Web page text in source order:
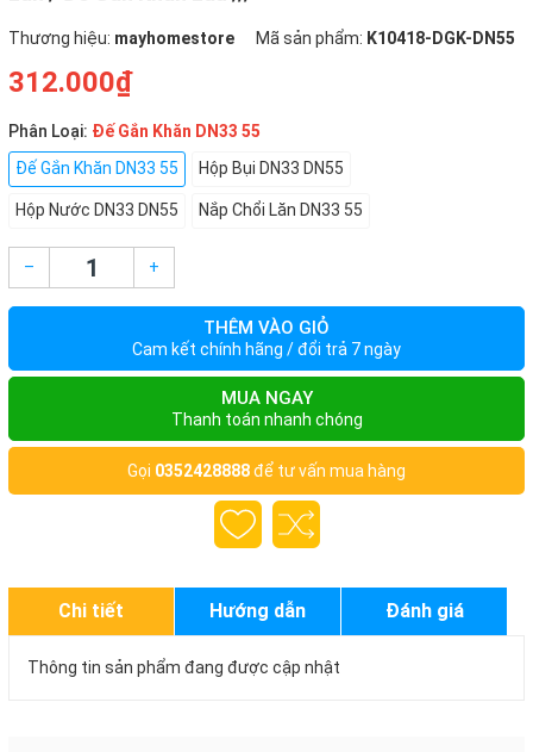
Thương hiệu: mayhomestore Mã sản phẩm: K10418-DGK-DN55
312.000₫
Phân Loại: Đế Gắn Khăn DN33 55
Đế Gắn Khăn DN33 55
Hộp Bụi DN33 DN55
Hộp Nước DN33 DN55 Nắp Chổi Lăn DN33 55
– +
THÊM VÀO GIỎ
Cam kết chính hãng / đổi trả 7 ngày
MUA NGAY
Thanh toán nhanh chóng
Gọi 0352428888để tư vấn mua hàng
Chi tiết Hướng dẫn Đánh giá
Thông tin sản phẩm đang được cập nhật